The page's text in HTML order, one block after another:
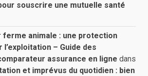
souscrire une mutuelle santé
ferme animale : une protection
– Guide des
assurance en ligne dans
et imprévus du quotidien : bien